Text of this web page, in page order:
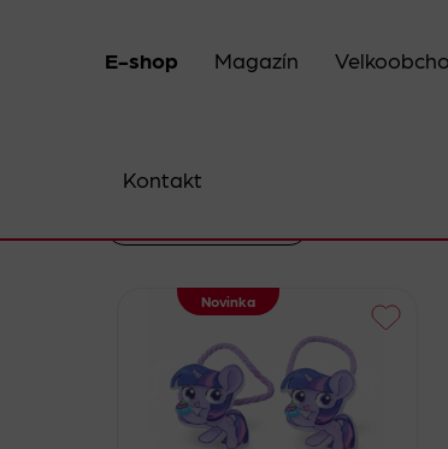
E-shop Magazín
Kontakt
Novinka